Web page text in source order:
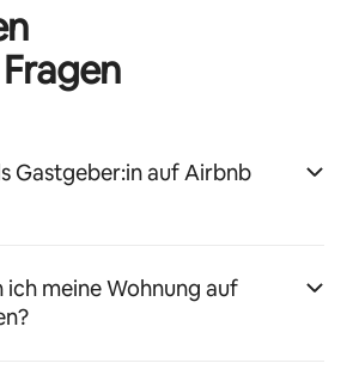
Gastgeber:in auf Airbnb
ich meine Wohnung auf